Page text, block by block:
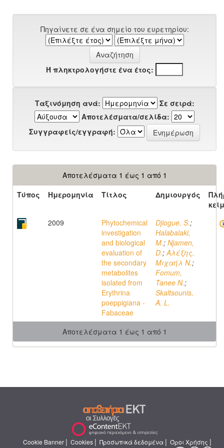
Πηγαίνετε σε ένα σημείο του ευρετηρίου:
Ή πληκτρολογήστε ένα έτος:
Ταξινόμηση ανά:
Σε σειρά:
Αποτελέσματα/σελίδα:
Συγγραφείς/εγγραφή:
Αποτελέσματα 1 έως 1 από 1
Τύπος
Ημερομηνία Τίτλος Δημιουργός
2009
Phytochemical
investigation
and biological
evaluation of
the secondary
metabolites
isolated from
Erythrina
poeppigiana -
Fabaceae
Djiogue, S.;
Halabalaki,
M.; Njamen,
D.;Αλέξης,
Μιχαήλ Ν.;
Fomum,
Tanee N.;
Skaltsounis,
A. L.
Αποτελέσματα 1 έως 1 από 1
Cookie Banner | Cookies | Προσωπικά δεδομένα | Όροι Χρήσης |